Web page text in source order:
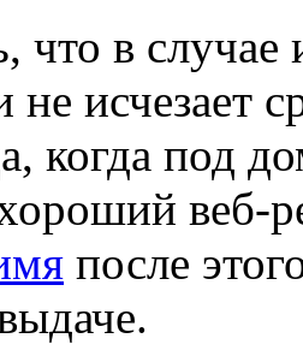
что в
не исчезает
когда под
веб-
после